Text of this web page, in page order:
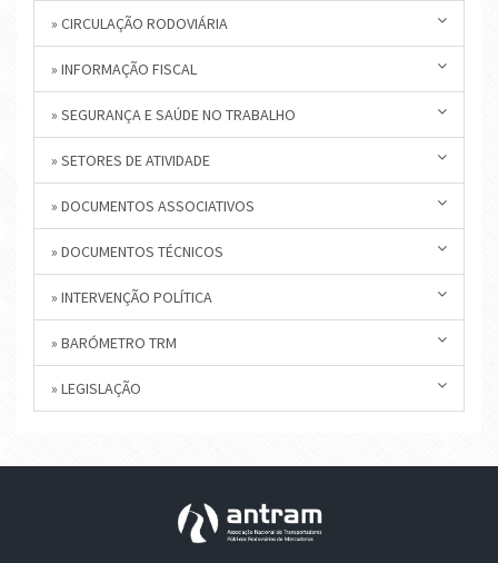
» CIRCULAÇÃO RODOVIÁRIA
» INFORMAÇÃO FISCAL
» SEGURANÇA E SAÚDE NO TRABALHO
» SETORES DE ATIVIDADE
» DOCUMENTOS ASSOCIATIVOS
» DOCUMENTOS TÉCNICOS
» INTERVENÇÃO POLÍTICA
» BARÓMETRO TRM
» LEGISLAÇÃO